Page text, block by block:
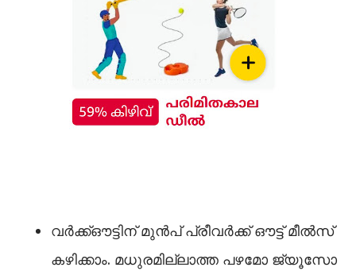
വർക്ക്‌ഔട്ടിന് മുൻപ് പ്രീവർക്ക് ഔട്ട് മീല്‍സ്
കഴിക്കാം. മധുരമില്ലാത്ത പഴമോ ജ്യൂസോ